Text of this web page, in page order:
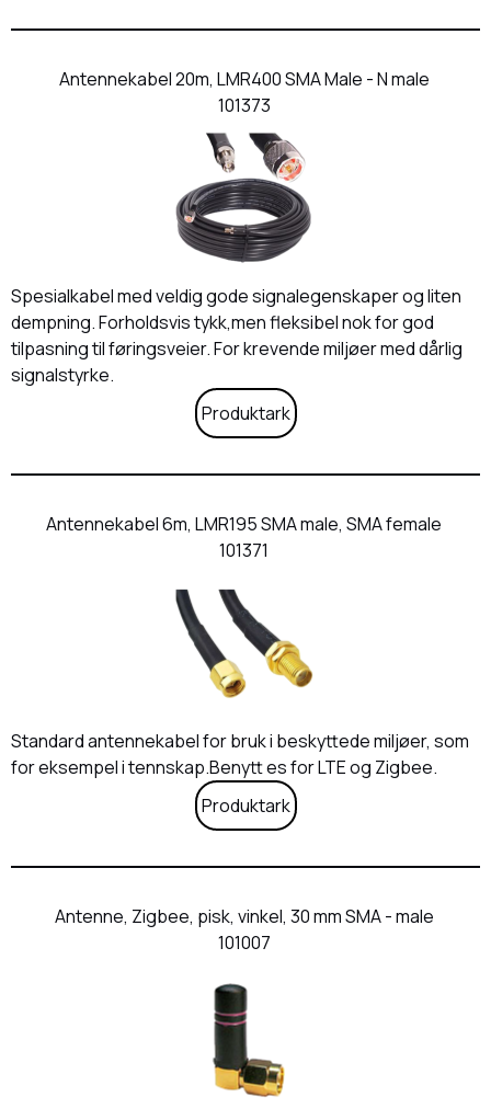
Antennekabel 20m, LMR400 SMA Male - N male
101373
Spesialkabel med veldig gode signalegenskaper og liten
dempning. Forholdsvis tykk,men fleksibel nok for god
tilpasning til føringsveier. For krevende miljøer med dårlig
signalstyrke.
Produktark
Antennekabel 6m, LMR195 SMA male, SMA female
101371
Standard antennekabel for bruk i beskyttede miljøer, som
for eksempel i tennskap.Benytt es for LTE og Zigbee.
Produktark
Antenne, Zigbee, pisk, vinkel, 30 mm SMA - male
101007